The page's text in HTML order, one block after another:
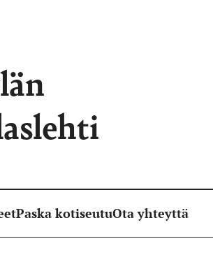
Paska kotiseutuOta yhteyttä